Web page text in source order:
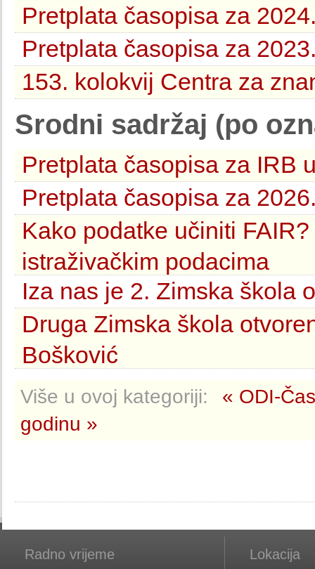
Pretplata časopisa za
Pretplata časopisa za
153. kolokvij Centra za
Srodni sadržaj (po
Pretplata časopisa za IRB
Pretplata časopisa za
Kako podatke učiniti
istraživačkim podacima
Iza nas je 2. Zimska škola
Druga Zimska škola
Bošković
Više u ovoj kategoriji:
« ODI-
godinu »
Radno vrijeme Lokacija